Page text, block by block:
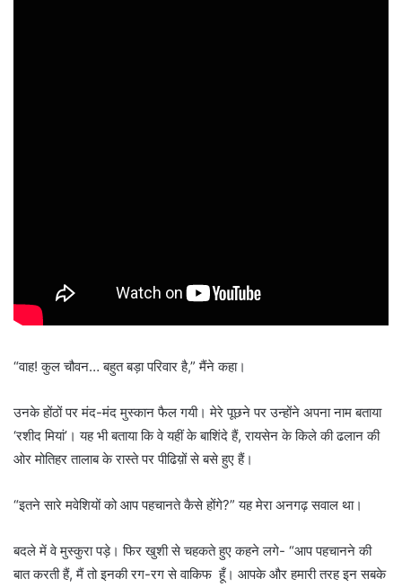
“वाह! कुल चौवन… बहुत बड़ा परिवार है,” मैंने कहा।
उनके होंठों पर मंद-मंद मुस्कान फैल गयी। मेरे पूछने पर उन्होंने अपना नाम बताया
‘रशीद मियां’। यह भी बताया कि वे यहीं के बाशिंदे हैं, रायसेन के किले की ढलान की
ओर मोतिहर तालाब के रास्ते पर पीढिय़ों से बसे हुए हैं।
“इतने सारे मवेशियों को आप पहचानते कैसे होंगे?” यह मेरा अनगढ़ सवाल था।
बदले में वे मुस्कुरा पड़े। फिर खुशी से चहकते हुए कहने लगे- “आप पहचानने की
बात करती हैं, मैं तो इनकी रग-रग से वाकिफ हूँ। आपके और हमारी तरह इन सबके